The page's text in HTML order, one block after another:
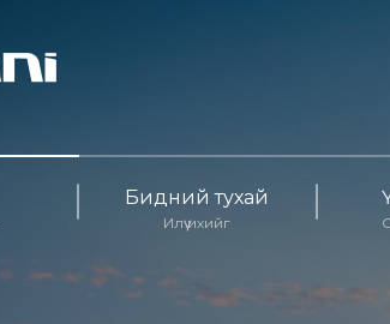
Бидний тухай
Илүү ихийг